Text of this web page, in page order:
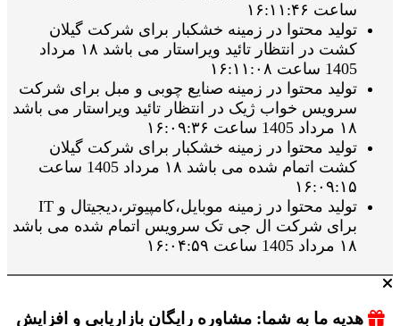
ساعت ۱۶:۱۱:۴۶
تولید محتوا در زمینه خشکبار برای شرکت گیلان
کشت در انتظار تائید ویراستار می باشد ۱۸ مرداد
1405 ساعت ۱۶:۱۱:۰۸
تولید محتوا در زمینه صنایع چوبی و مبل برای شرکت
سرویس خواب ژیک در انتظار تائید ویراستار می باشد
۱۸ مرداد 1405 ساعت ۱۶:۰۹:۳۶
تولید محتوا در زمینه خشکبار برای شرکت گیلان
کشت اتمام شده می باشد ۱۸ مرداد 1405 ساعت
۱۶:۰۹:۱۵
تولید محتوا در زمینه موبایل،کامپیوتر،دیجیتال و IT
برای شرکت ال جی تک سرویس اتمام شده می باشد
۱۸ مرداد 1405 ساعت ۱۶:۰۴:۵۹
هدیه ما به شما: مشاوره رایگان بازاریابی و افزایش